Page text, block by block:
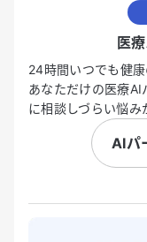
医
24時間いつでも健
あなただけの医療AI
に相談しづらい悩
AIパ